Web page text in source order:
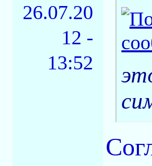
26.07.20
12 -
13:52